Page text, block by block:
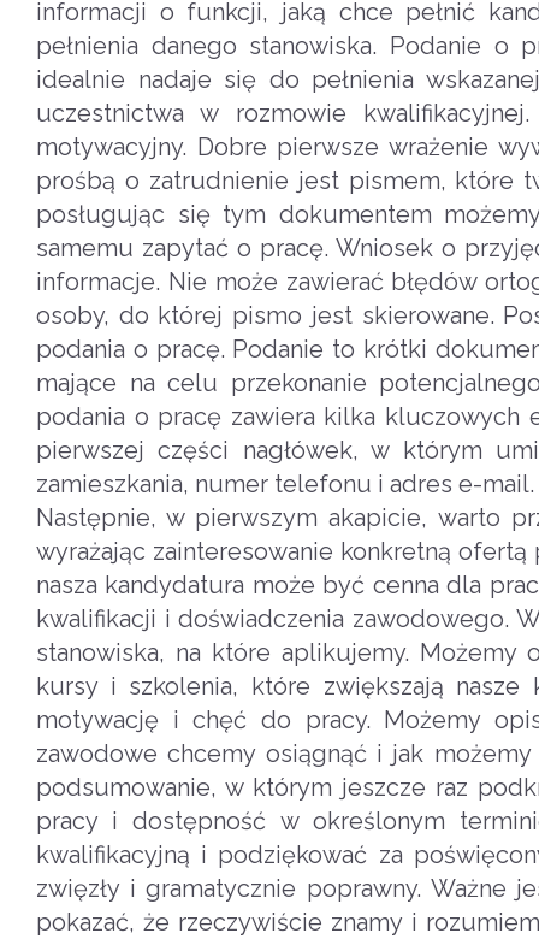
informacji o funkcji, jaką chce pełnić
pełnienia danego stanowiska. Podanie o
idealnie nadaje się do pełnienia
uczestnictwa w rozmowie
motywacyjny. Dobre pierwsze wrażenie
prośbą o zatrudnienie jest pismem, które
posługując się tym dokumentem
samemu zapytać o pracę. Wniosek o
informacje. Nie może zawierać błędów
osoby, do której pismo jest skierowane.
podania o pracę. Podanie to krótki
mające na celu przekonanie
podania o pracę zawiera kilka kluczowych
pierwszej części nagłówek, w którym
zamieszkania, numer telefonu i adres e-
Następnie, w pierwszym akapicie, warto
wyrażając zainteresowanie konkretną
nasza kandydatura może być cenna dla
kwalifikacji i doświadczenia zawodowego.
stanowiska, na które aplikujemy. Możemy
kursy i szkolenia, które zwiększają
motywację i chęć do pracy. Możemy
zawodowe chcemy osiągnąć i jak
podsumowanie, w którym jeszcze raz
pracy i dostępność w określonym
kwalifikacyjną i podziękować za
zwięzły i gramatycznie poprawny. Ważne
pokazać, że rzeczywiście znamy i